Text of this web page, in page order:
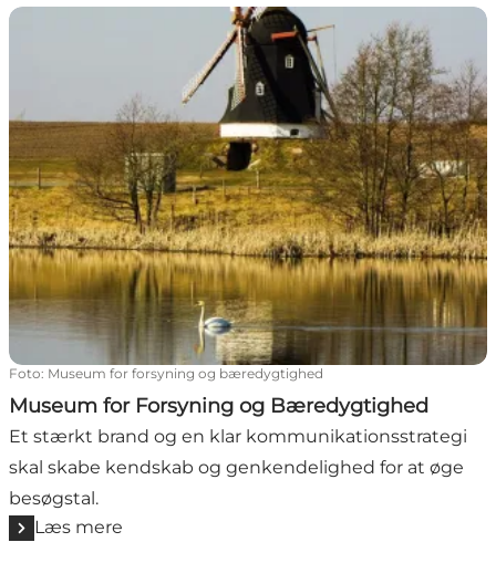
Museum for Forsyning og Bæredygtighed
Foto: Museum for forsyning og bæredygtighed
Museum for Forsyning og Bæredygtighed
Et stærkt brand og en klar kommunikationsstrategi
skal skabe kendskab og genkendelighed for at øge
besøgstal.
Læs mere